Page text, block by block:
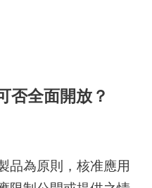
否全面開放？
品為原則，核准應用